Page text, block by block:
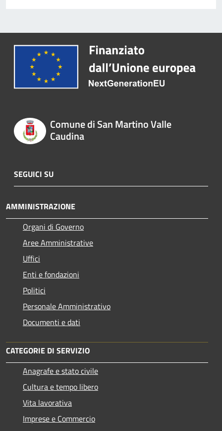
Comune di San Martino Valle
Caudina
SEGUICI SU
AMMINISTRAZIONE
Organi di Governo
Aree Amministrative
Uffici
Enti e fondazioni
Politici
Personale Amministrativo
Documenti e dati
CATEGORIE DI SERVIZIO
Anagrafe e stato civile
Cultura e tempo libero
Vita lavorativa
Imprese e Commercio